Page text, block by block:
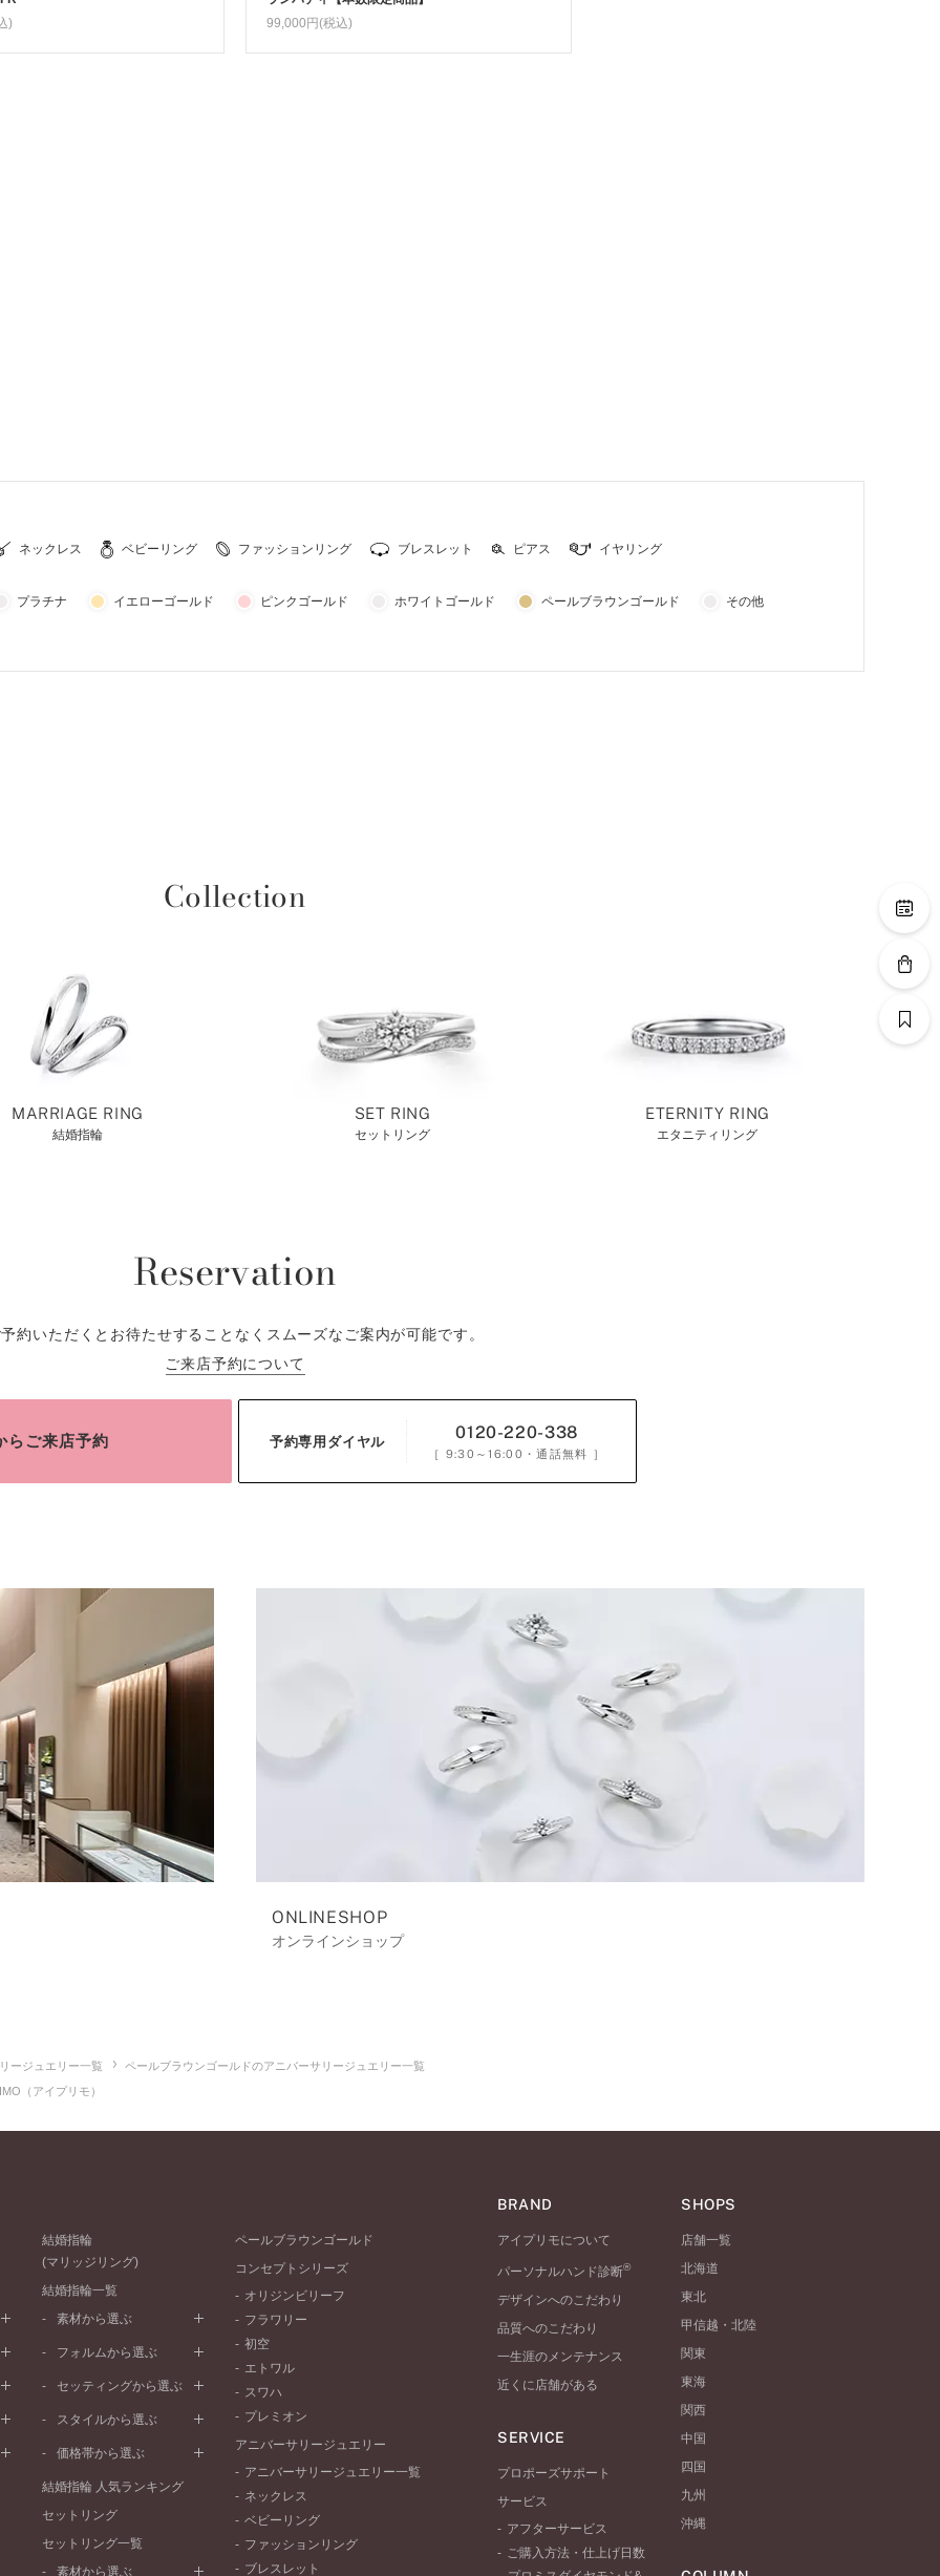
)
99,000円(税込)
ネックレス ベビーリング ファッションリング ブレスレット ピアス イヤリング
プラチナ イエローゴールド ピンクゴールド ホワイトゴールド ペールブラウンゴールド その他
Collection
MARRIAGE RING
結婚指輪
SET RING
セットリング
ETERNITY RING
エタニティリング
Reservation
約いただくとお待たせすることなくスムーズなご案内が可能です。
ご来店予約について
らご来店予約 予約専用ダイヤル 0120-220-338
［ 9:30～16:00 ・通話無料 ］
ONLINESHOP
オンラインショップ
ージュエリー一覧
ペールブラウンゴールドのアニバーサリージュエリー一覧
（アイプリモ）
結婚指輪
(マリッジリング)
結婚指輪一覧
素材から選ぶ
プラチナ
ピンクゴールド
ペールブラウンゴールド
フォルムから選ぶ
ストレートライン
V字ライン
セッティングから選ぶ
プレーン
セベラルメレ
ラインメレ
スタイルから選ぶ
シンプル
モード
エレガント
ゴージャス
価格帯から選ぶ
50万円～
20万円～30万円
結婚指輪 人気ランキング
セットリング
セットリング一覧
素材から選ぶ
ペールブラウンゴールド
コンセプトシリーズ
オリジンビリーフ
フラワリー
初空
エトワル
スワハ
プレミオン
アニバーサリージュエリー
アニバーサリージュエリー一覧
ネックレス
ベビーリング
ファッションリング
ブレスレット
BRAND
アイプリモについて
パーソナルハンド診断®
デザインへのこだわり
品質へのこだわり
一生涯のメンテナンス
近くに店舗がある
SERVICE
プロポーズサポート
サービス
アフターサービス
ご購入方法・仕上げ日数
SHOPS
店舗一覧
北海道
東北
甲信越・北陸
関東
東海
関西
中国
四国
九州
沖縄